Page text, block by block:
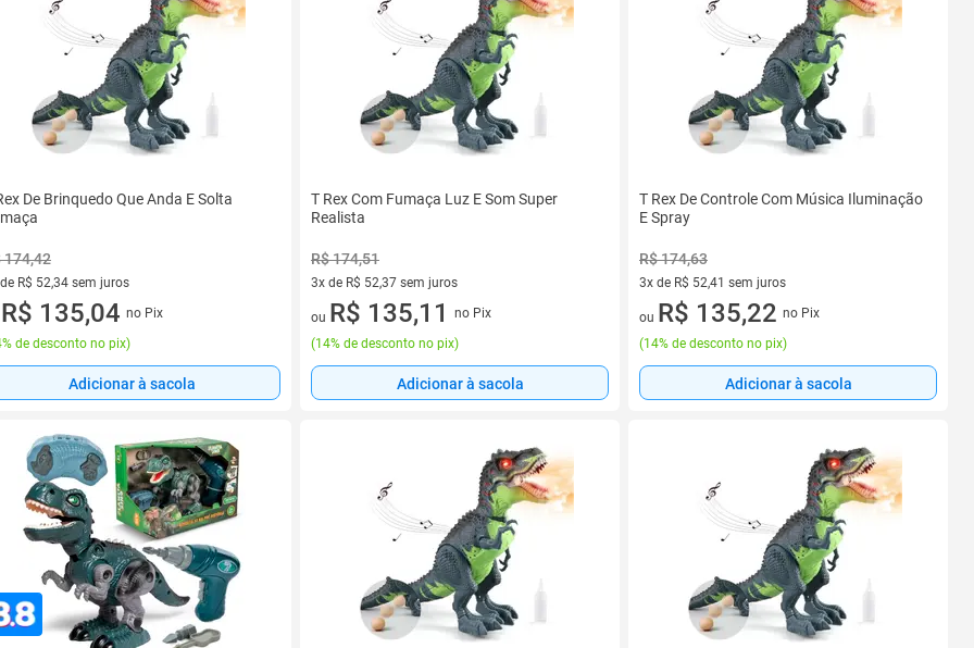
De Brinquedo Que Anda E Solta
174,42
R$ 52,34 sem juros
de R$ 52,34 sem juros
R$ 135,04 no Pix
de desconto no pix)
Adicionar à sacola
T Rex Com Fumaça Luz E Som Super
Realista
R$ 174,51
3x de R$ 52,37 sem juros
3 vez de R$ 52,37 sem juros
ou R$ 135,11
no Pix
(14% de desconto no pix)
Adicionar à sacola
T Rex De Controle Com Música Iluminação
E Spray
R$ 174,63
3x de R$ 52,41 sem juros
3 vez de R$ 52,41 sem juros
ou R$ 135,22 no Pix
(14% de desconto no pix)
Adicionar à sacola